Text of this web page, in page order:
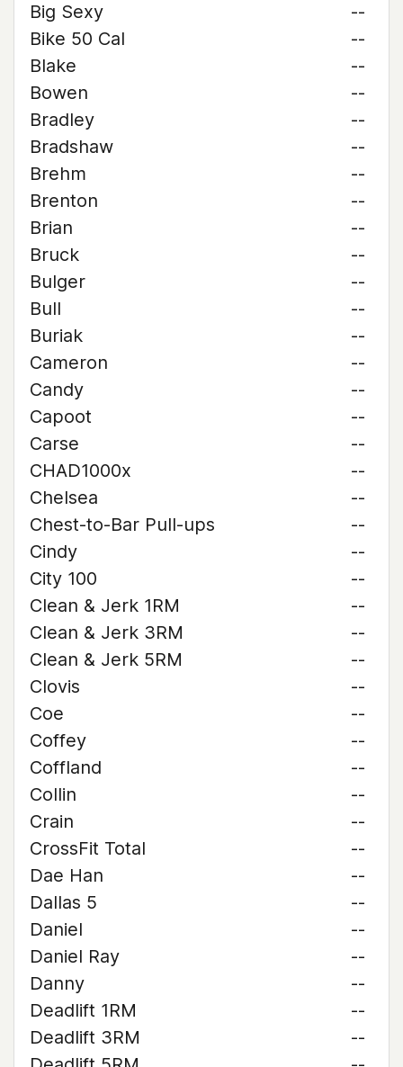
Big Sexy
--
Bike 50 Cal
--
Blake
--
Bowen
--
Bradley
--
Bradshaw
--
Brehm
--
Brenton
--
Brian
--
Bruck
--
Bulger
--
Bull
--
Buriak
--
Cameron
--
Candy
--
Capoot
--
Carse
--
CHAD1000x
--
Chelsea
--
Chest-to-Bar Pull-ups
--
Cindy
--
City 100
--
Clean & Jerk 1RM
--
Clean & Jerk 3RM
--
Clean & Jerk 5RM
--
Clovis
--
Coe
--
Coffey
--
Coffland
--
Collin
--
Crain
--
CrossFit Total
--
Dae Han
--
Dallas 5
--
Daniel
--
Daniel Ray
--
Danny
--
Deadlift 1RM
--
Deadlift 3RM
--